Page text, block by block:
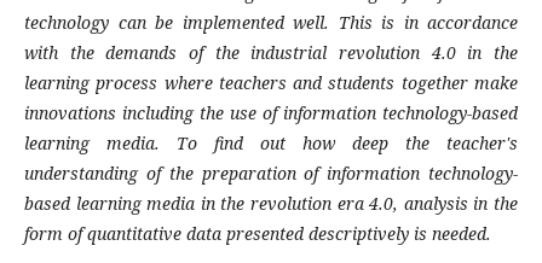
technology can be implemented well. This is in accordance
with the demands of the industrial revolution 4.0 in the
learning process where teachers and students together make
innovations including the use of information technology-based
learning media. To find out how deep the teacher's
understanding of the preparation of information technology-
based learning media in the revolution era 4.0, analysis in the
form of quantitative data presented descriptively is needed.